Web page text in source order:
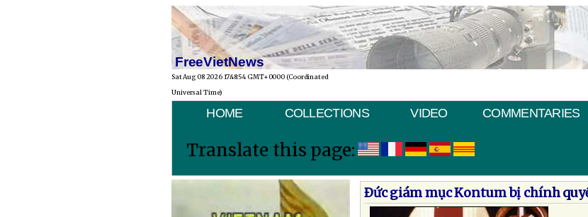
FreeVietNews
Sat Aug 08 2026 17:48:54 GMT+0000 (Coordinated
Universal Time)
HOME COLLECTIONS VIDEO COMMENTARIES
Translate this page:
Ðức giám mục Kontum bị chính